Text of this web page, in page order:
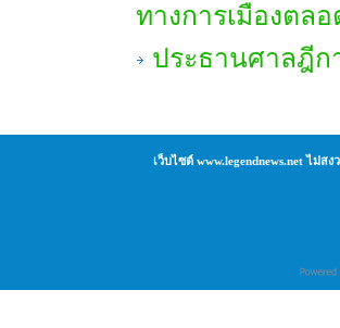
ทางการเมืองตล
ประธานศาลฎีก
เว็บไซต์ www.legendnews.net ไม่